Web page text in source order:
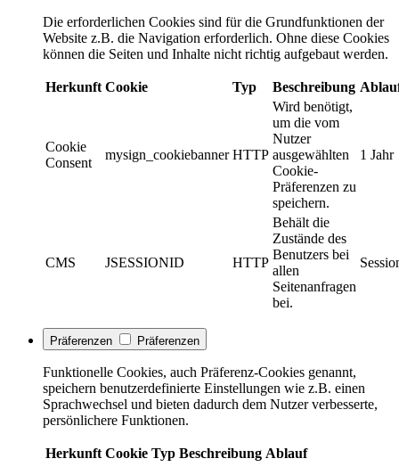
Die erforderlichen Cookies sind für die Grundfunktionen der
Website z.B. die Navigation erforderlich. Ohne diese Cookies
können die Seiten und Inhalte nicht richtig aufgebaut werden.
Herkunft Cookie Typ Beschreibung
Cookie
Consent
mysign_cookiebanner HTTP
Wird benötigt,
um die vom
Nutzer
ausgewählten
Cookie-
Präferenzen zu
speichern.
1 Jahr
CMS JSESSIONID HTTP
Behält die
Zustände des
Benutzers bei
allen
Seitenanfragen
bei.
Präferenzen Präferenzen
Funktionelle Cookies, auch Präferenz-Cookies genannt,
speichern benutzerdefinierte Einstellungen wie z.B. einen
Sprachwechsel und bieten dadurch dem Nutzer verbesserte,
persönlichere Funktionen.
Herkunft Cookie Typ Beschreibung Ablauf